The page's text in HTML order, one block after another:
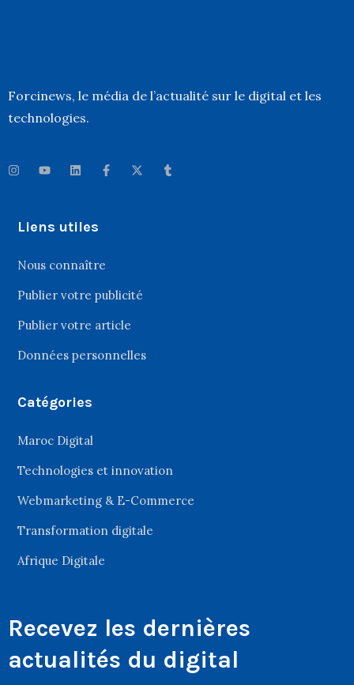
Forcinews, le média de l’actualité sur le digital et les
technologies.
Liens utiles
Nous connaître
Publier votre publicité
Publier votre article
Données personnelles
Catégories
Maroc Digital
Technologies et innovation
Webmarketing & E-Commerce
Transformation digitale
Afrique Digitale
Recevez les dernières
actualités du digital